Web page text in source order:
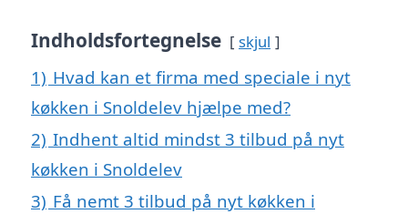
Indholdsfortegnelse skjul
1) Hvad kan et firma med speciale i nyt
køkken i Snoldelev hjælpe med?
2) Indhent altid mindst 3 tilbud på nyt
køkken i Snoldelev
3) Få nemt 3 tilbud på nyt køkken i